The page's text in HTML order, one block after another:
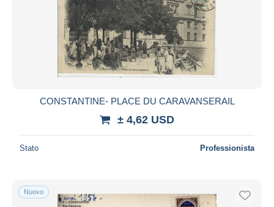
CONSTANTINE- PLACE DU CARAVANSERAIL
± 4,62 USD
Stato Professionista
Nuovo